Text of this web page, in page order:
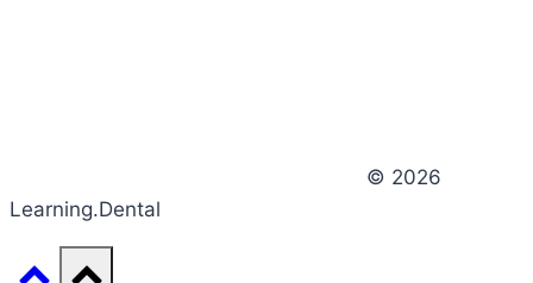
© 2026
Learning.Dental